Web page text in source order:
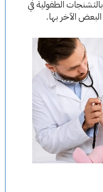
الطفولية في
الآخر بها.